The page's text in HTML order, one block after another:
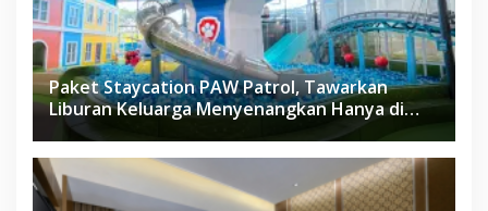
Paket Staycation PAW Patrol, Tawarkan
Liburan Keluarga Menyenangkan Hanya di
Herloom Hotel BSD